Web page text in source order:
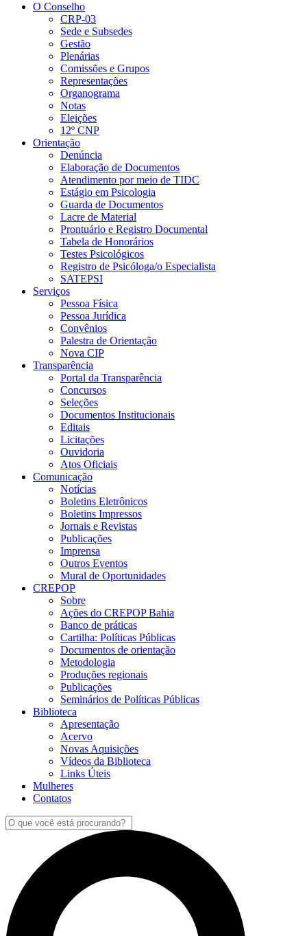
O Conselho
CRP-03
Sede e Subsedes
Gestão
Plenárias
Comissões e Grupos
Representações
Organograma
Notas
Eleições
12º CNP
Orientação
Denúncia
Elaboração de Documentos
Atendimento por meio de TIDC
Estágio em Psicologia
Guarda de Documentos
Lacre de Material
Prontuário e Registro Documental
Tabela de Honorários
Testes Psicológicos
Registro de Psicóloga/o Especialista
SATEPSI
Serviços
Pessoa Física
Pessoa Jurídica
Convênios
Palestra de Orientação
Nova CIP
Transparência
Portal da Transparência
Concursos
Seleções
Documentos Institucionais
Editais
Licitações
Ouvidoria
Atos Oficiais
Comunicação
Notícias
Boletins Eletrônicos
Boletins Impressos
Jornais e Revistas
Publicações
Imprensa
Outros Eventos
Mural de Oportunidades
CREPOP
Sobre
Ações do CREPOP Bahia
Banco de práticas
Cartilha: Políticas Públicas
Documentos de orientação
Metodologia
Produções regionais
Publicações
Seminários de Políticas Públicas
Biblioteca
Apresentação
Acervo
Novas Aquisições
Vídeos da Biblioteca
Links Úteis
Mulheres
Contatos